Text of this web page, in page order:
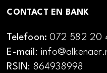
CONTACT EN BANK
Telefoon:072 582 20
E-mail:
RSIN: 864938998